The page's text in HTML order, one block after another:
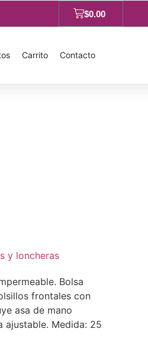
$0.00
Carrito Contacto
y loncheras
Bolsa
frontales con
asa de mano
ajustable. Medida: 25